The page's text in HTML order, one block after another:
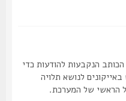
הנקבעות להודעות כדי
לנושא תלויה
של המערכת.